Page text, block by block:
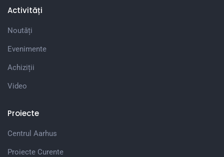
Activități
Noutăți
Evenimente
Achiziții
Video
Proiecte
Centrul Aarhus
Proiecte Curente